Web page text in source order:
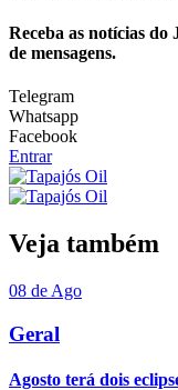
Receba as notícias
de mensagens.
Telegram
Whatsapp
Facebook
Entrar
Veja também
08 de Ago
Geral
Agosto terá dois